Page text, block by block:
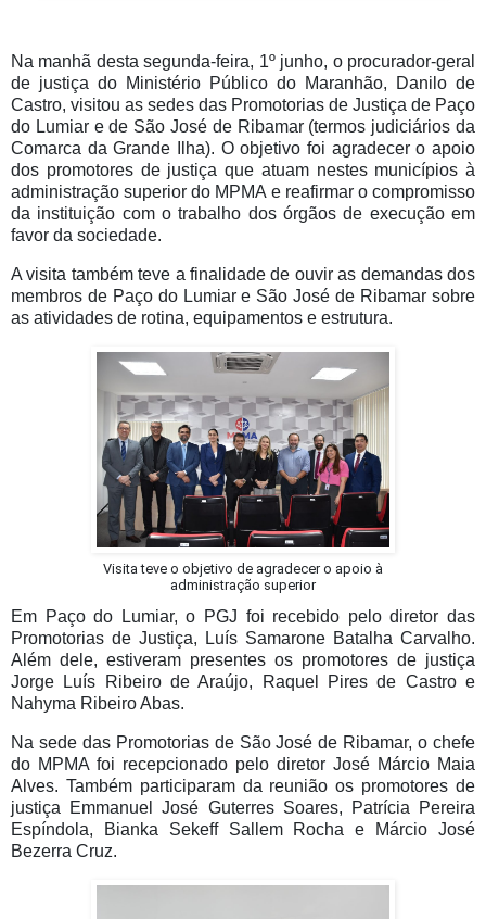
Na manhã desta segunda-feira, 1º junho, o procurador-geral
de justiça do Ministério Público do Maranhão, Danilo de
Castro, visitou as sedes das Promotorias de Justiça de Paço
do Lumiar e de São José de Ribamar (termos judiciários da
Comarca da Grande Ilha). O objetivo foi agradecer o apoio
dos promotores de justiça que atuam nestes municípios à
administração superior do MPMA e reafirmar o compromisso
da instituição com o trabalho dos órgãos de execução em
favor da sociedade.
A visita também teve a finalidade de ouvir as demandas dos
membros de Paço do Lumiar e São José de Ribamar sobre
as atividades de rotina, equipamentos e estrutura.
Visita teve o objetivo de agradecer o apoio à
administração superior
Em Paço do Lumiar, o PGJ foi recebido pelo diretor das
Promotorias de Justiça, Luís Samarone Batalha Carvalho.
Além dele, estiveram presentes os promotores de justiça
Jorge Luís Ribeiro de Araújo, Raquel Pires de Castro e
Nahyma Ribeiro Abas.
Na sede das Promotorias de São José de Ribamar, o chefe
do MPMA foi recepcionado pelo diretor José Márcio Maia
Alves. Também participaram da reunião os promotores de
justiça Emmanuel José Guterres Soares, Patrícia Pereira
Espíndola, Bianka Sekeff Sallem Rocha e Márcio José
Bezerra Cruz.